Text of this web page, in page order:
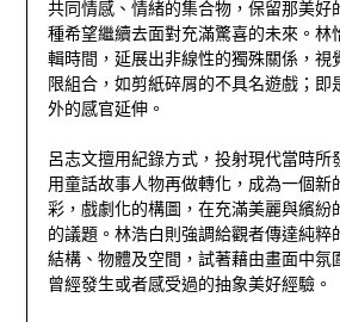
共同情感、情緒的集合物，保留那美好
種希望繼續去面對充滿驚喜的未來。林
輯時間，延展出非線性的獨殊關係，視
限組合，如剪紙碎屑的不具名遊戲；即
外的感官延伸。
呂志文擅用紀錄方式，投射現代當時所
用童話故事人物再做轉化，成為一個新
彩，戲劇化的構圖，在充滿美麗與繽紛
的議題。林浩白則強調給觀者傳達純粹
結構、物體及空間，試著藉由畫面中氛
曾經發生或者感受過的抽象美好經驗。